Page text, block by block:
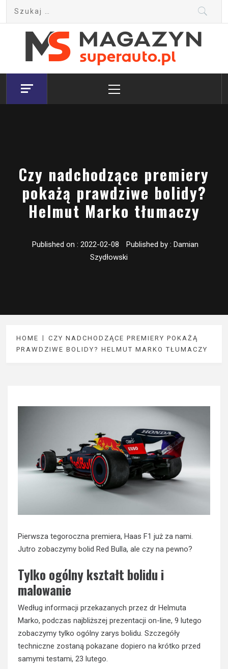
Magazyn.Superauto.pl
Nowy portal motoryzacyjny
Menu
Czy nadchodzące premiery
pokażą prawdziwe bolidy?
Helmut Marko tłumaczy
Published on : 2022-02-08 Published by : Damian
Szydłowski
HOME
CZY NADCHODZĄCE PREMIERY POKAŻĄ
PRAWDZIWE BOLIDY? HELMUT MARKO TŁUMACZY
Pierwsza tegoroczna premiera, Haas F1 już za nami.
Jutro zobaczymy bolid Red Bulla, ale czy na pewno?
Tylko ogólny kształt bolidu i
malowanie
Według informacji przekazanych przez dr Helmuta
Marko, podczas najbliższej prezentacji on-line, 9 lutego
zobaczymy tylko ogólny zarys bolidu. Szczegóły
techniczne zostaną pokazane dopiero na krótko przed
samymi testami, 23 lutego.